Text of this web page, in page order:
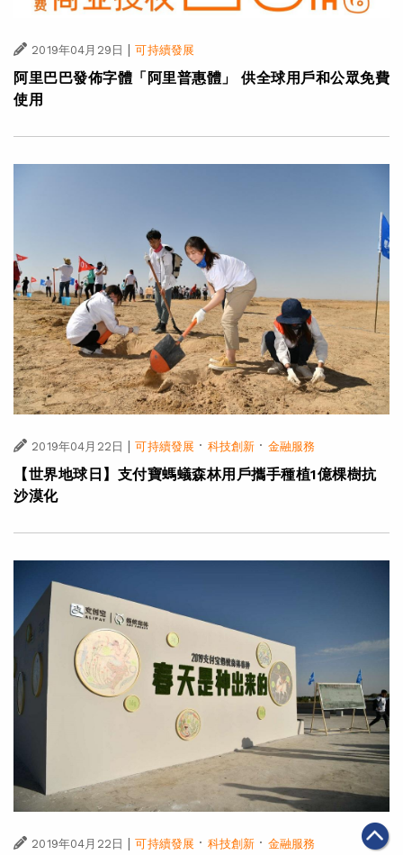
2019年04月29日 | 可持續發展
阿里巴巴發佈字體「阿里普惠體」 供全球用戶和公眾免費
使用
2019年04月22日 | 可持續發展 · 科技創新 · 金融服務
【世界地球日】支付寶螞蟻森林用戶攜手種植1億棵樹抗
沙漠化
2019年04月22日 | 可持續發展 · 科技創新 · 金融服務